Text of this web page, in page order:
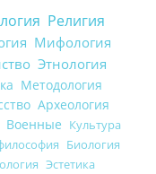
Религия
Мифология
Этнология
Методология
Археология
Военные Культура
Биология
Эстетика